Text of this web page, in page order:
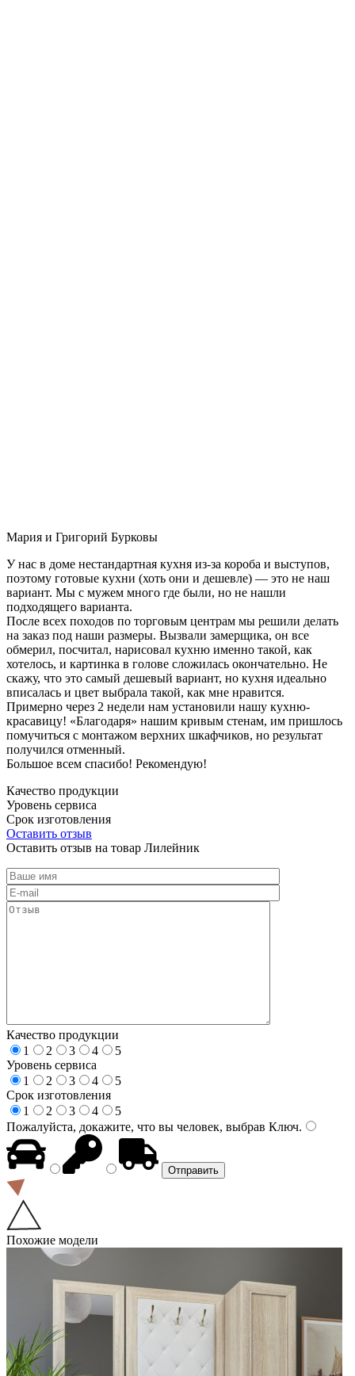
Мария и Григорий Бурковы
У нас в доме нестандартная кухня из-за короба и выступов,
поэтому готовые кухни (хоть они и дешевле) — это не наш
вариант. Мы с мужем много где были, но не нашли
подходящего варианта.
После всех походов по торговым центрам мы решили делать
на заказ под наши размеры. Вызвали замерщика, он все
обмерил, посчитал, нарисовал кухню именно такой, как
хотелось, и картинка в голове сложилась окончательно. Не
скажу, что это самый дешевый вариант, но кухня идеально
вписалась и цвет выбрала такой, как мне нравится.
Примерно через 2 недели нам установили нашу кухню-
красавицу! «Благодаря» нашим кривым стенам, им пришлось
помучиться с монтажом верхних шкафчиков, но результат
получился отменный.
Большое всем спасибо! Рекомендую!
Качество продукции
Уровень сервиса
Срок изготовления
Оставить отзыв
Оставить отзыв на товар Лилейник
Качество продукции
1
2 3 4
5
Уровень сервиса
1
2 3 4
5
Срок изготовления
1
2 3 4
5
Пожалуйста, докажите, что вы человек, выбрав Ключ.
Похожие модели